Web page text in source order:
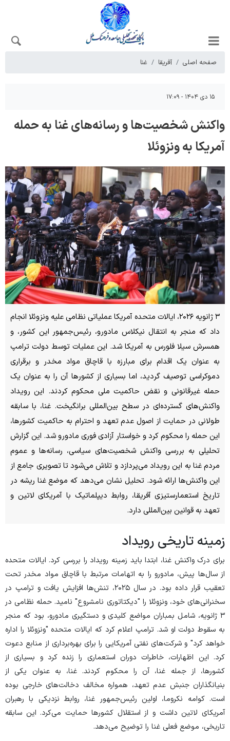
صفحه اصلی آفریقا غنا
۱۵ دی ۱۴۰۴ - ۱۷:۰۹
واکنش شخصیت‌ها و رسانه‌های غنا به حمله
آمریکا به ونزوئلا
۳ ژانویه ۲۰۲۶، ایالات متحده آمریکا عملیاتی نظامی علیه ونزوئلا انجام
داد که منجر به انتقال نیکلاس مادورو، رئیس‌جمهور این کشور، و
همسرش سیلا فلورس به آمریکا شد. این عملیات توسط دولت ترامپ
به عنوان یک اقدام برای مبارزه با قاچاق مواد مخدر و برقراری
دموکراسی توصیف گردید، اما بسیاری از کشورها آن را به عنوان یک
حمله غیرقانونی و نقض حاکمیت ملی محکوم کردند. این رویداد
واکنش‌های گسترده‌ای در سطح بین‌المللی برانگیخت. غنا، با سابقه
طولانی در حمایت از اصول عدم تعهد و احترام به حاکمیت کشورها،
این حمله را محکوم کرد و خواستار آزادی فوری مادورو شد. این گزارش
تحلیلی به بررسی واکنش شخصیت‌های سیاسی، رسانه‌ها و عموم
مردم غنا به این رویداد می‌پردازد و تلاش می‌شود تا تصویری جامع از
این واکنش‌ها ارائه شود. تحلیل نشان می‌دهد که موضع غنا ریشه در
تاریخ استعمارستیزی آفریقا، روابط دیپلماتیک با آمریکای لاتین و
تعهد به قوانین بین‌المللی دارد.
زمینه تاریخی رویداد
برای درک واکنش غنا، ابتدا باید زمینه رویداد را بررسی کرد. ایالات متحده
از سال‌ها پیش، مادورو را به اتهامات مرتبط با قاچاق مواد مخدر تحت
تعقیب قرار داده بود. در سال ۲۰۲۵، تنش‌ها افزایش یافت و ترامپ در
سخنرانی‌های خود، ونزوئلا را "دیکتاتوری نامشروع" نامید. حمله نظامی در
۳ ژانویه، شامل بمباران مواضع کلیدی و دستگیری مادورو، بود که منجر
به سقوط دولت او شد. ترامپ اعلام کرد که ایالات متحده "ونزوئلا را اداره
خواهد کرد" و شرکت‌های نفتی آمریکایی را برای بهره‌برداری از منابع دعوت
کرد. این اظهارات، خاطرات دوران استعماری را زنده کرد و بسیاری از
کشورها، از جمله غنا، آن را محکوم کردند. غنا، به عنوان یکی از
بنیانگذاران جنبش عدم تعهد، همواره مخالف دخالت‌های خارجی بوده
است. کوامه نکروما، اولین رئیس‌جمهور غنا، روابط نزدیکی با رهبران
آمریکای لاتین داشت و از استقلال کشورها حمایت می‌کرد. این سابقه
تاریخی، موضع فعلی غنا را توضیح می‌دهد.